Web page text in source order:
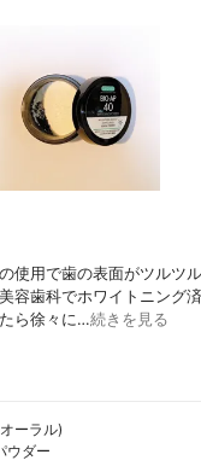
使用で歯の表面がツルツ
容歯科でホワイトニング
ら徐々に…続きを見る
ーラル)
ウダー